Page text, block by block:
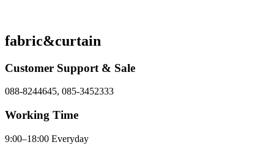
fabric&curtain
Customer Support & Sale
088-8244645, 085-3452333
Working Time
9:00–18:00 Everyday